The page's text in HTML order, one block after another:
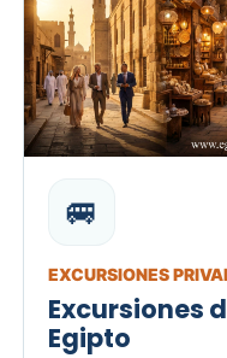
🚐
EXCURSIONES
Excursiones
Egipto